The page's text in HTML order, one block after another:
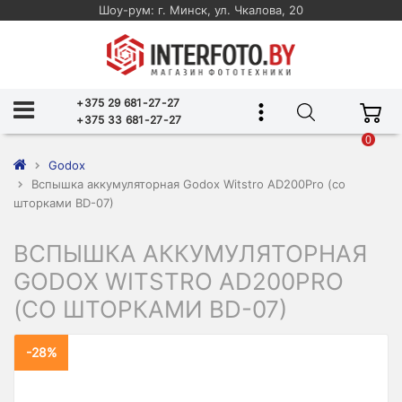
Шоу-рум: г. Минск, ул. Чкалова, 20
+375 29 681-27-27
+375 33 681-27-27
0
Godox
Вспышка аккумуляторная Godox Witstro AD200Pro (со
шторками BD-07)
ВСПЫШКА АККУМУЛЯТОРНАЯ
GODOX WITSTRO AD200PRO
(СО ШТОРКАМИ BD-07)
-28%